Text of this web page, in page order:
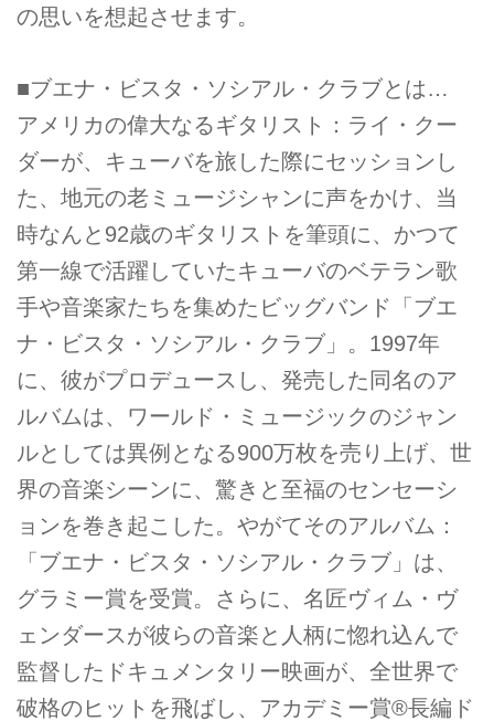
の思いを想起させます。
■ブエナ・ビスタ・ソシアル・クラブとは…
アメリカの偉大なるギタリスト：ライ・クー
ダーが、キューバを旅した際にセッションし
た、地元の老ミュージシャンに声をかけ、当
時なんと92歳のギタリストを筆頭に、かつて
第一線で活躍していたキューバのベテラン歌
手や音楽家たちを集めたビッグバンド「ブエ
ナ・ビスタ・ソシアル・クラブ」。1997年
に、彼がプロデュースし、発売した同名のア
ルバムは、ワールド・ミュージックのジャン
ルとしては異例となる900万枚を売り上げ、世
界の音楽シーンに、驚きと至福のセンセーシ
ョンを巻き起こした。やがてそのアルバム：
「ブエナ・ビスタ・ソシアル・クラブ」は、
グラミー賞を受賞。さらに、名匠ヴィム・ヴ
ェンダースが彼らの音楽と人柄に惚れ込んで
監督したドキュメンタリー映画が、全世界で
破格のヒットを飛ばし、アカデミー賞®長編ド